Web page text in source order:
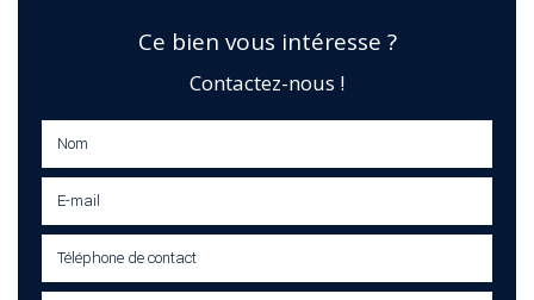
Ce bien vous intéresse ?